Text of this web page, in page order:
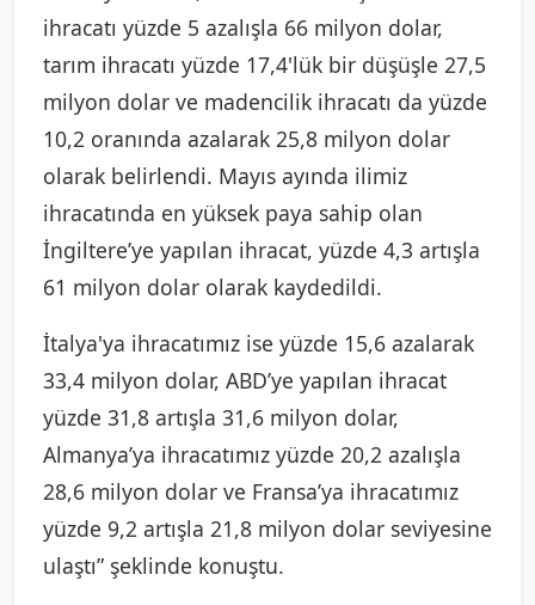
ihracatı yüzde 5 azalışla 66 milyon dolar,
tarım ihracatı yüzde 17,4'lük bir düşüşle 27,5
milyon dolar ve madencilik ihracatı da yüzde
10,2 oranında azalarak 25,8 milyon dolar
olarak belirlendi. Mayıs ayında ilimiz
ihracatında en yüksek paya sahip olan
İngiltere’ye yapılan ihracat, yüzde 4,3 artışla
61 milyon dolar olarak kaydedildi.
İtalya'ya ihracatımız ise yüzde 15,6 azalarak
33,4 milyon dolar, ABD’ye yapılan ihracat
yüzde 31,8 artışla 31,6 milyon dolar,
Almanya’ya ihracatımız yüzde 20,2 azalışla
28,6 milyon dolar ve Fransa’ya ihracatımız
yüzde 9,2 artışla 21,8 milyon dolar seviyesine
ulaştı” şeklinde konuştu.